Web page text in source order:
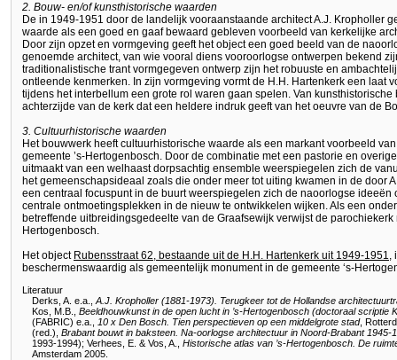
2. Bouw- en/of kunsthistorische waarden
De in 1949-1951 door de landelijk vooraanstaande architect A.J. Kropholler
waarde als een goed en gaaf bewaard gebleven voorbeeld van kerkelijke
Door zijn opzet en vormgeving geeft het object een goed beeld van de
genoemde architect, van wie vooral diens vooroorlogse ontwerpen bekend
traditionalistische trant vormgegeven ontwerp zijn het robuuste en
ontleende kenmerken. In zijn vormgeving vormt de H.H. Hartenkerk een laat
tijdens het interbellum een grote rol waren gaan spelen. Van
achterzijde van de kerk dat een heldere indruk geeft van het oeuvre van de
3. Cultuurhistorische waarden
Het bouwwerk heeft cultuurhistorische waarde als een markant voorbeeld
gemeente ’s-Hertogenbosch. Door de combinatie met een pastorie en
uitmaakt van een welhaast dorpsachtig ensemble weerspiegelen zich de
het gemeenschapsideaal zoals die onder meer tot uiting kwamen in de door
een centraal focuspunt in de buurt weerspiegelen zich de naoorlogse
centrale ontmoetingsplekken in de nieuw te ontwikkelen wijken. Als een
betreffende uitbreidingsgedeelte van de Graafsewijk verwijst de
Hertogenbosch.
Het object Rubensstraat 62, bestaande uit de H.H. Hartenkerk uit 1949-1951,
beschermenswaardig als gemeentelijk monument in de gemeente ‘s-
Literatuur
Derks, A. e.a., A.J. Kropholler (1881-1973). Terugkeer tot de Hollandse
Kos, M.B., Beeldhouwkunst in de open lucht in ’s-Hertogenbosch (doctoraal scriptie
(FABRIC) e.a., 10 x Den Bosch. Tien perspectieven op een middelgrote stad,
(red.), Brabant bouwt in baksteen. Na-oorlogse architectuur in Noord-Brabant 1945-
1993-1994); Verhees, E. & Vos, A., Historische atlas van ’s-Hertogenbosch. De
Amsterdam 2005.